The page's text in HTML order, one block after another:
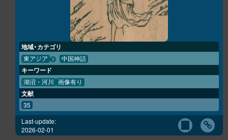
地域・カテゴリ
東アジア 中国神話
キーワード
湖沼・河川 画像有り
文献
35
Last-update:
2026-02-01